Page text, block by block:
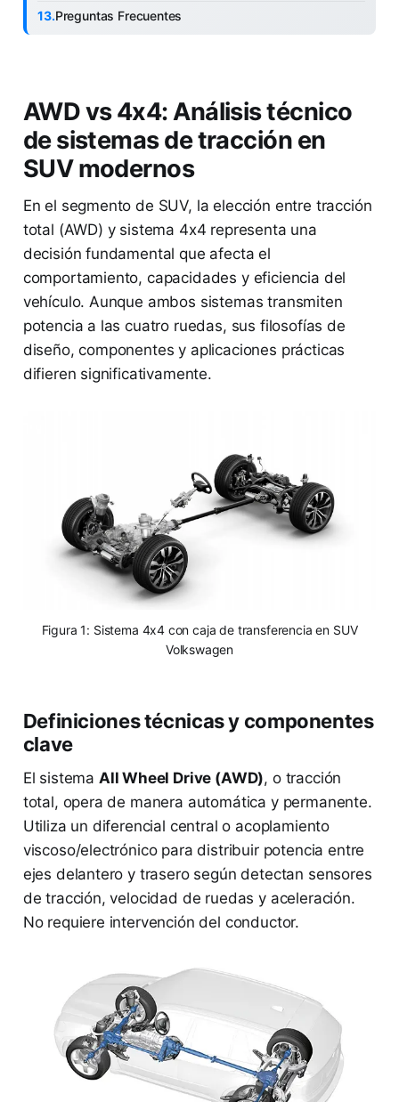
Preguntas Frecuentes
AWD vs 4x4: Análisis técnico
de sistemas de tracción en
SUV modernos
En el segmento de SUV, la elección entre tracción
total (AWD) y sistema 4x4 representa una
decisión fundamental que afecta el
comportamiento, capacidades y eficiencia del
vehículo. Aunque ambos sistemas transmiten
potencia a las cuatro ruedas, sus filosofías de
diseño, componentes y aplicaciones prácticas
difieren significativamente.
Figura 1: Sistema 4x4 con caja de transferencia en SUV
Volkswagen
Definiciones técnicas y componentes
clave
El sistema All Wheel Drive (AWD), o tracción
total, opera de manera automática y permanente.
Utiliza un diferencial central o acoplamiento
viscoso/electrónico para distribuir potencia entre
ejes delantero y trasero según detectan sensores
de tracción, velocidad de ruedas y aceleración.
No requiere intervención del conductor.